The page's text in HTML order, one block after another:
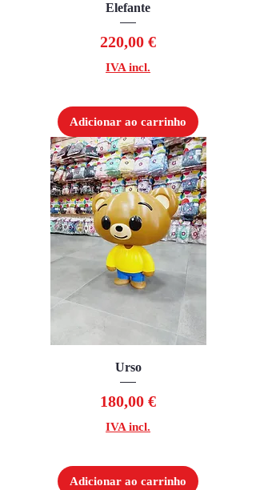
Elefante
Preço
220,00 €
IVA incl.
Adicionar ao carrinho
Urso
Preço
180,00 €
IVA incl.
Adicionar ao carrinho